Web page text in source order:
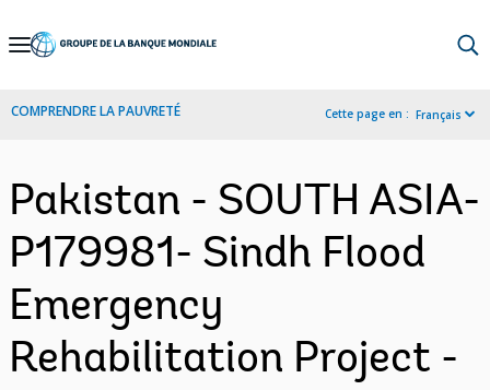
Skip
Navigation
COMPRENDRE LA PAUVRETÉ Cette page en : Français
Pakistan - SOUTH ASIA-
P179981- Sindh Flood
Emergency
Rehabilitation Project -